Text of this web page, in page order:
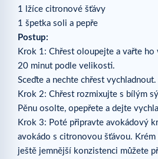
1 lžíce citronové šťávy
1 špetka soli a pepře
Postup:
Krok 1: Chřest oloupejte a vařte
20 minut podle velikosti.
Sceďte a nechte chřest vychladnout.
Krok 2: Chřest rozmixujte s bílým
Pěnu osolte, opepřete a dejte
Krok 3: Poté připravte avokádový
avokádo s citronovou šťávou.
ještě jemnější konzistenci můžete